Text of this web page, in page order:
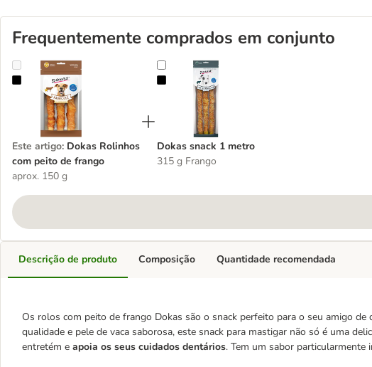
Frequentemente comprados em conjunto
Dokas Rolinhos com peito de frango
Este artigo: Dokas Rolinhos
com peito de frango
aprox. 150 g
Dokas snack 1 metro
Dokas snack 1 metro
315 g Frango
Descrição de produto
Os rolos com peito de frango Dokas são o snack perfeito para o seu amigo
qualidade e pele de vaca saborosa, este snack para mastigar não só é uma
entretém e apoia os seus cuidados dentários. Tem um sabor particularmente
Composição Quantidade recomendada